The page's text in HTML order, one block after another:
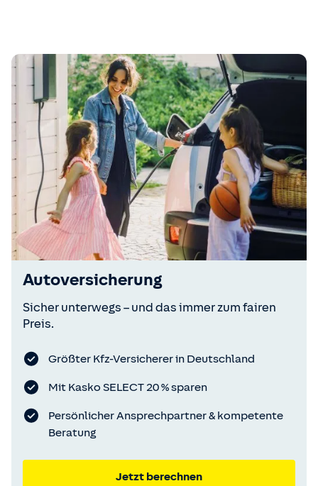
Autoversicherung
Sicher unterwegs – und das immer zum fairen
Preis.
Größter Kfz-Versicherer in Deutschland
Mit Kasko SELECT 20 % sparen
Persönlicher Ansprechpartner & kompetente
Beratung
Jetzt berechnen